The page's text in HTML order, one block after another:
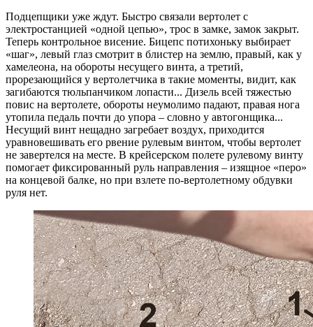
Подцепщики уже ждут. Быстро связали вертолет с
электростанцией «одной цепью», трос в замке, замок закрыт.
Теперь контрольное висение. Бицепс потихоньку выбирает
«шаг», левый глаз смотрит в блистер на землю, правый, как у
хамелеона, на обороты несущего винта, а третий,
прорезающийся у вертолетчика в такие моменты, видит, как
загибаются тюльпанчиком лопасти... Дизель всей тяжестью
повис на вертолете, обороты неумолимо падают, правая нога
утопила педаль почти до упора – словно у автогонщика...
Несущий винт нещадно загребает воздух, приходится
уравновешивать его рвение рулевым винтом, чтобы вертолет
не завертелся на месте. В крейсерском полете рулевому винту
помогает фиксированный руль направления – изящное «перо»
на концевой балке, но при взлете по-вертолетному обдувки
руля нет.